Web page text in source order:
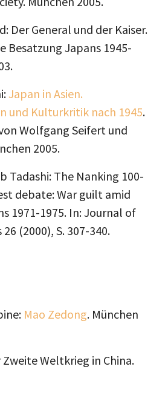
Der General und der Kaiser.
Besatzung Japans 1945-
Japan in Asien.
und Kulturkritik nach 1945.
Wolfgang Seifert und
2005.
Tadashi: The Nanking 100-
debate: War guilt amid
1971-1975. In: Journal of
(2000), S. 307-340.
Mao Zedong. München
Weltkrieg in China.